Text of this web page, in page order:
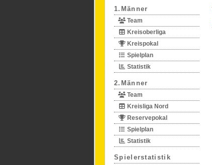
1.Männer
Team
Kreisoberliga
Kreispokal
Spielplan
Statistik
2.Männer
Team
Kreisliga Nord
Reservepokal
Spielplan
Statistik
Spielerstatistik